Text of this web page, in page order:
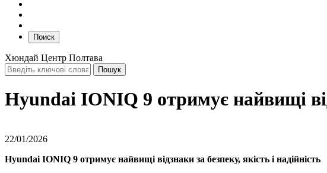
Поиск
Хюндай Центр Полтава
Hyundai IONIQ 9 отримує найвищі
22/01/2026
Hyundai IONIQ 9 отримує найвищі відзнаки за безпеку, якість і надійність